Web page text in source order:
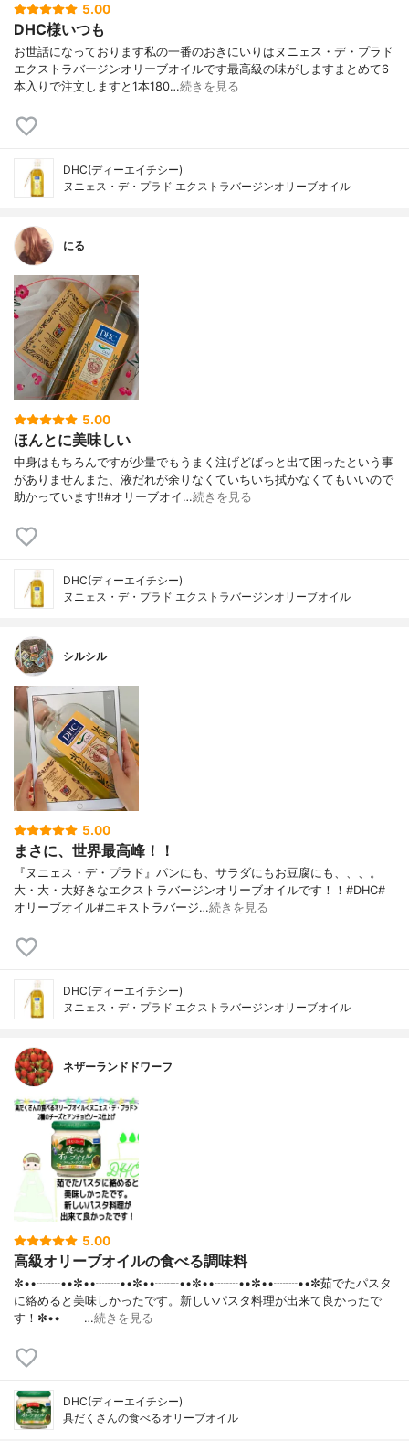
5.00
DHC様いつも
お世話になっております私の一番のおきにいりはヌニェス・デ・プラド
エクストラバージンオリーブオイルです最高級の味がしますまとめて6
本入りで注文しますと1本180…続きを見る
DHC(ディーエイチシー)
ヌニェス・デ・プラド エクストラバージンオリーブオイル
にる
5.00
ほんとに美味しい
中身はもちろんですが少量でもうまく注げどばっと出て困ったという事
がありませんまた、液だれが余りなくていちいち拭かなくてもいいので
助かっています!!#オリーブオイ…続きを見る
DHC(ディーエイチシー)
ヌニェス・デ・プラド エクストラバージンオリーブオイル
シルシル
5.00
まさに、世界最高峰！！
『ヌニェス・デ・プラド』パンにも、サラダにもお豆腐にも、、、。
大・大・大好きなエクストラバージンオリーブオイルです！！#DHC#
オリーブオイル#エキストラバージ…続きを見る
DHC(ディーエイチシー)
ヌニェス・デ・プラド エクストラバージンオリーブオイル
ネザーランドドワーフ
5.00
高級オリーブオイルの食べる調味料
✼••┈┈••✼••┈┈••✼••┈┈••✼••┈┈••✼••┈┈••✼茹でたパスタ
に絡めると美味しかったです。新しいパスタ料理が出来て良かったで
す！✼••┈┈…続きを見る
DHC(ディーエイチシー)
具だくさんの食べるオリーブオイル